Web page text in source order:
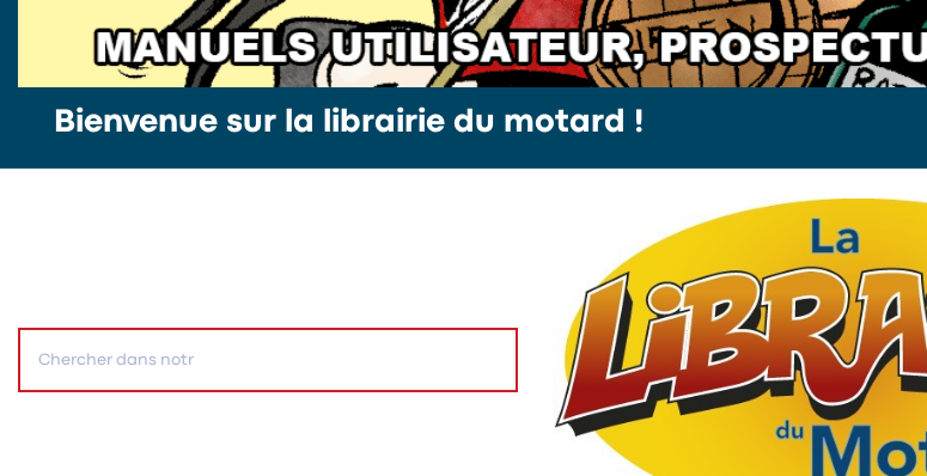
Bienvenue sur la librairie du motard !